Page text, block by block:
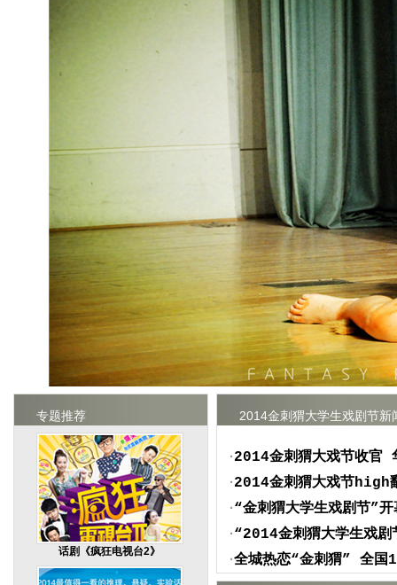
专题推荐
话剧《疯狂电视台2》
2014金刺猬大学生戏剧节新
·2014金刺猬大戏节收官
·2014金刺猬大戏节high
·“金刺猬大学生戏剧节”
·“2014金刺猬大学生戏剧
·全城热恋“金刺猬” 全国